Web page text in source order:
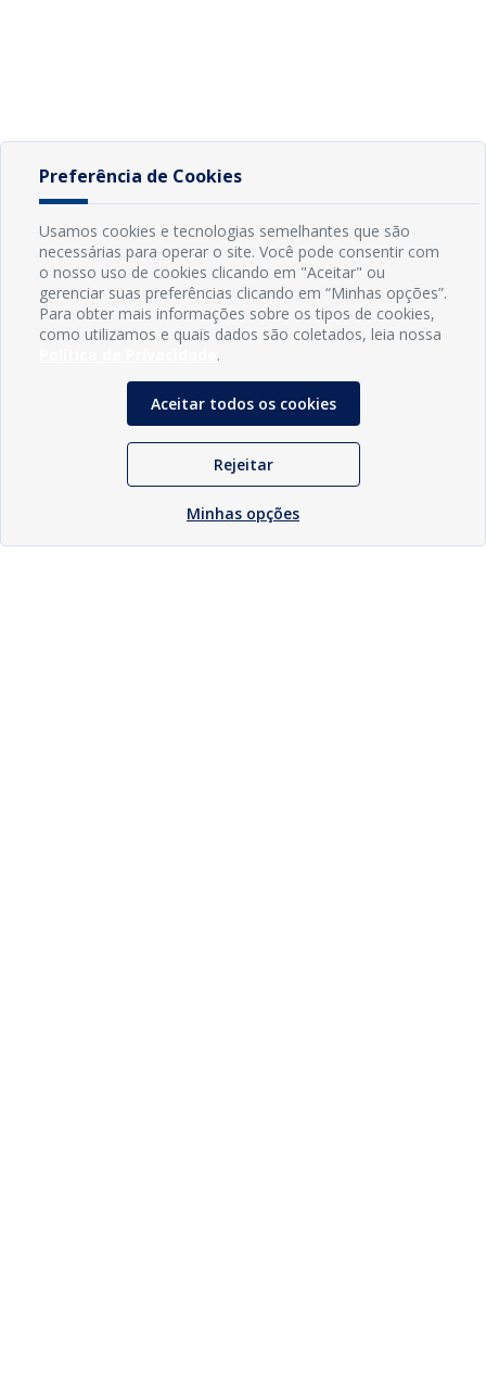
Preferência de Cookies
Usamos cookies e tecnologias semelhantes que são
necessárias para operar o site. Você pode consentir com
o nosso uso de cookies clicando em "Aceitar" ou
gerenciar suas preferências clicando em “Minhas opções”.
Para obter mais informações sobre os tipos de cookies,
como utilizamos e quais dados são coletados, leia nossa
.
Aceitar todos os cookies
Rejeitar
Minhas opções